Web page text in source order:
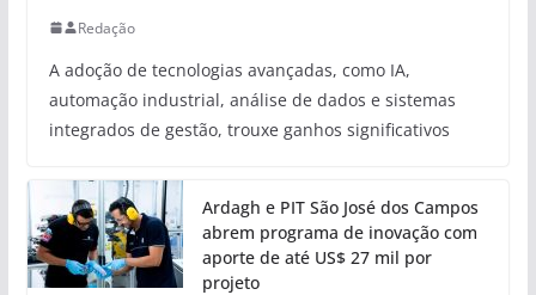
Redação
A adoção de tecnologias avançadas, como IA,
automação industrial, análise de dados e sistemas
integrados de gestão, trouxe ganhos significativos
Ardagh e PIT São José dos Campos
abrem programa de inovação com
aporte de até US$ 27 mil por
projeto